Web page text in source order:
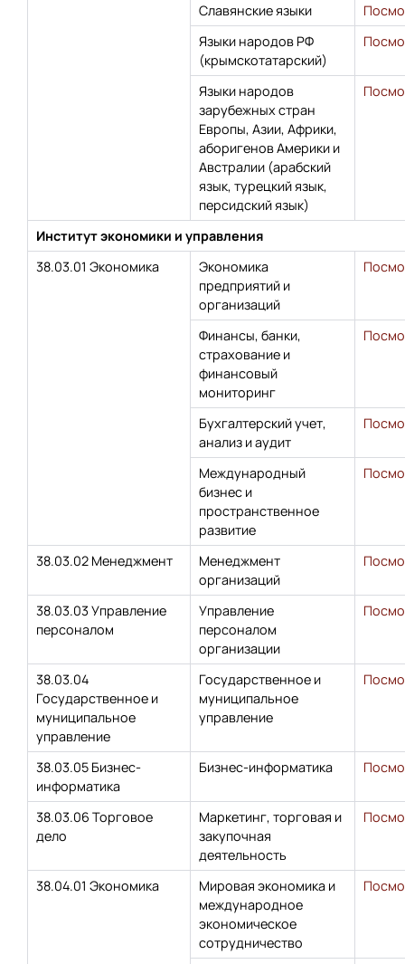
Славянские языки
Языки народов РФ
(крымскотатарский)
Языки народов
зарубежных стран
Европы, Азии, Африки,
аборигенов Америки и
Австралии (арабский
язык, турецкий язык,
персидский язык)
Институт экономики и управления
38.03.01 Экономика
Экономика
предприятий и
организаций
Финансы, банки,
страхование и
финансовый
мониторинг
Бухгалтерский учет,
анализ и аудит
Международный
бизнес и
пространственное
развитие
38.03.02 Менеджмент
Менеджмент
организаций
38.03.03 Управление
персоналом
Управление
персоналом
организации
38.03.04
Государственное и
муниципальное
управление
Государственное и
муниципальное
управление
38.03.05 Бизнес-
информатика
Бизнес-информатика
38.03.06 Торговое
дело
Маркетинг, торговая и
закупочная
деятельность
38.04.01 Экономика
Мировая экономика и
международное
экономическое
сотрудничество